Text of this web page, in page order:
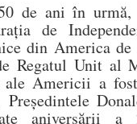
de ani în
de
din America de
Regatul Unit al
ale Americii a
Președintele
aniversării